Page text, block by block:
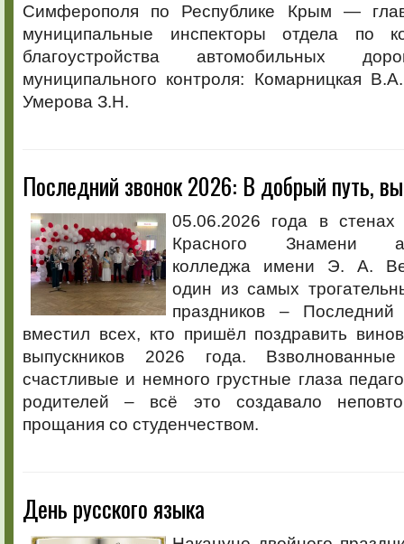
Симферополя по Республике Крым —
муниципальные инспекторы отдела по
благоустройства автомобильных
муниципального контроля: Комарницкая
Умерова З.Н.
Последний звонок 2026: В добрый путь,
05.06.2026 года в стенах
Красного Знамени
колледжа имени Э. А.
один из самых
праздников –
вместил всех, кто пришёл поздравить
выпускников 2026 года.
счастливые и немного грустные глаза
родителей – всё это создавало
прощания со студенчеством.
День русского языка